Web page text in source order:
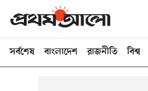
সর্বশেষ বাংলাদেশ রাজনীতি বিশ্ব